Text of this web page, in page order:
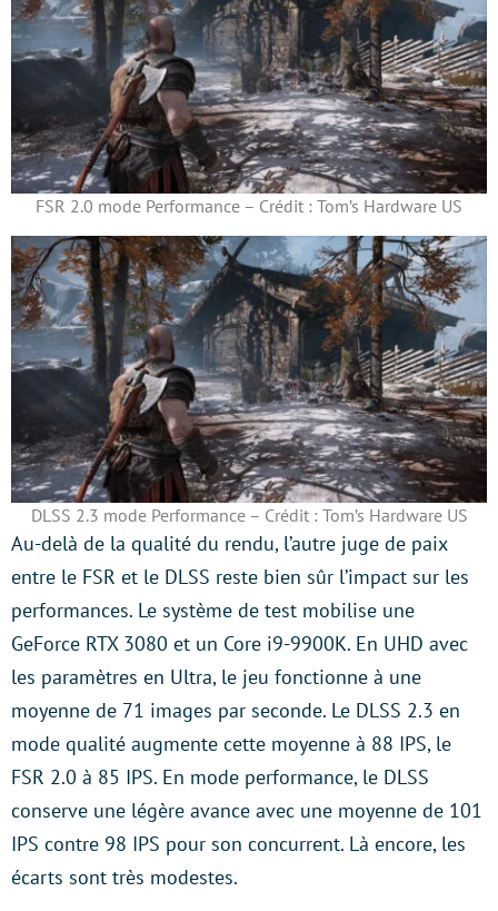
FSR 2.0 mode Performance – Crédit : Tom’s Hardware US
DLSS 2.3 mode Performance – Crédit : Tom’s Hardware US
Au-delà de la qualité du rendu, l’autre juge de paix
entre le FSR et le DLSS reste bien sûr l’impact sur les
performances. Le système de test mobilise une
GeForce RTX 3080 et un Core i9-9900K. En UHD avec
les paramètres en Ultra, le jeu fonctionne à une
moyenne de 71 images par seconde. Le DLSS 2.3 en
mode qualité augmente cette moyenne à 88 IPS, le
FSR 2.0 à 85 IPS. En mode performance, le DLSS
conserve une légère avance avec une moyenne de 101
IPS contre 98 IPS pour son concurrent. Là encore, les
écarts sont très modestes.